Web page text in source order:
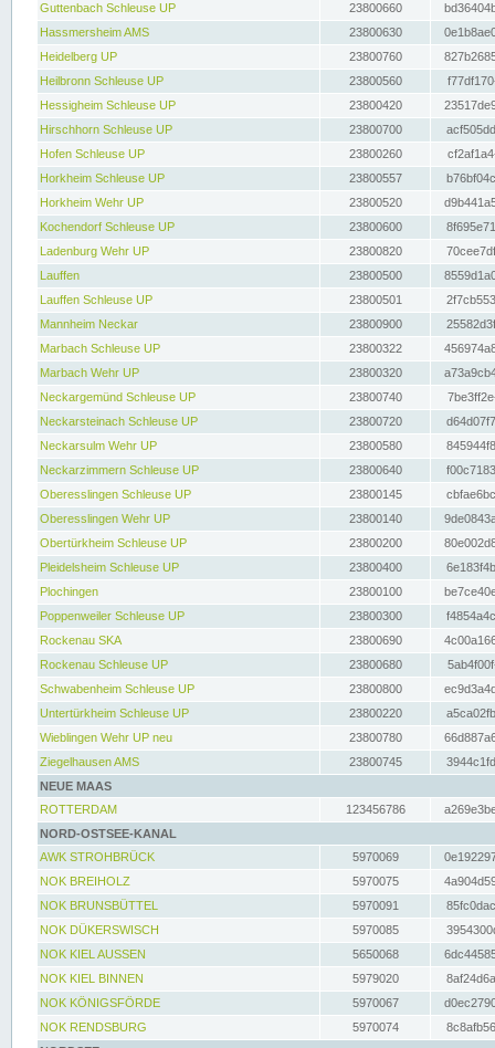
Guttenbach Schleuse UP
23800660
Hassmersheim AMS
23800630
Heidelberg UP
23800760
Heilbronn Schleuse UP
23800560
Hessigheim Schleuse UP
23800420
Hirschhorn Schleuse UP
23800700
Hofen Schleuse UP
23800260
Horkheim Schleuse UP
23800557
Horkheim Wehr UP
23800520
Kochendorf Schleuse UP
23800600
Ladenburg Wehr UP
23800820
Lauffen
23800500
Lauffen Schleuse UP
23800501
Mannheim Neckar
23800900
Marbach Schleuse UP
23800322
Marbach Wehr UP
23800320
Neckargemünd Schleuse UP
23800740
Neckarsteinach Schleuse UP
23800720
Neckarsulm Wehr UP
23800580
Neckarzimmern Schleuse UP
23800640
Oberesslingen Schleuse UP
23800145
Oberesslingen Wehr UP
23800140
Obertürkheim Schleuse UP
23800200
Pleidelsheim Schleuse UP
23800400
Plochingen
23800100
Poppenweiler Schleuse UP
23800300
Rockenau SKA
23800690
Rockenau Schleuse UP
23800680
Schwabenheim Schleuse UP
23800800
Untertürkheim Schleuse UP
23800220
Wieblingen Wehr UP neu
23800780
Ziegelhausen AMS
23800745
NEUE MAAS
ROTTERDAM
123456786
NORD-OSTSEE-KANAL
AWK STROHBRÜCK
5970069
NOK BREIHOLZ
5970075
NOK BRUNSBÜTTEL
5970091
NOK DÜKERSWISCH
5970085
NOK KIEL AUSSEN
5650068
NOK KIEL BINNEN
5979020
NOK KÖNIGSFÖRDE
5970067
NOK RENDSBURG
5970074